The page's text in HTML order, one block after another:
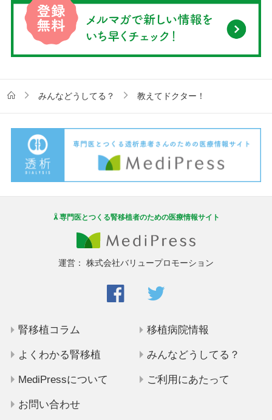
みんなどうしてる？ 教えてドクター！
専門医とつくる腎移植者のための医療情報サイト
運営： 株式会社バリュープロモーション
腎移植コラム 移植病院情報
よくわかる腎移植 みんなどうしてる？
MediPressについて ご利用にあたって
お問い合わせ